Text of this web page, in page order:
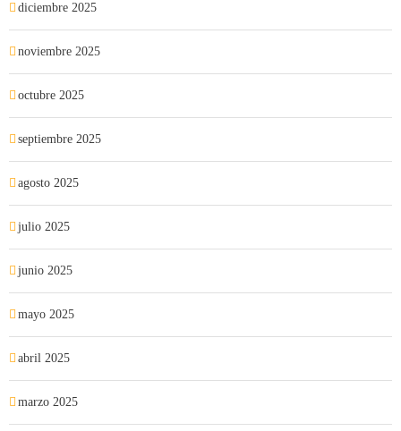
diciembre 2025
noviembre 2025
octubre 2025
septiembre 2025
agosto 2025
julio 2025
junio 2025
mayo 2025
abril 2025
marzo 2025